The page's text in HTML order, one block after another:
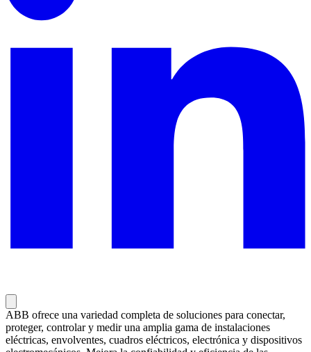
ABB ofrece una variedad completa de soluciones para conectar,
proteger, controlar y medir una amplia gama de instalaciones
eléctricas, envolventes, cuadros eléctricos, electrónica y dispositivos